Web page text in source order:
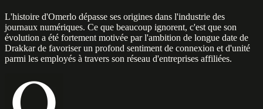
L'histoire d'Omerlo dépasse ses origines dans l'industrie des
journaux numériques. Ce que beaucoup ignorent, c'est que son
évolution a été fortement motivée par l'ambition de longue date de
Drakkar de favoriser un profond sentiment de connexion et d'unité
parmi les employés à travers son réseau d'entreprises affiliées.